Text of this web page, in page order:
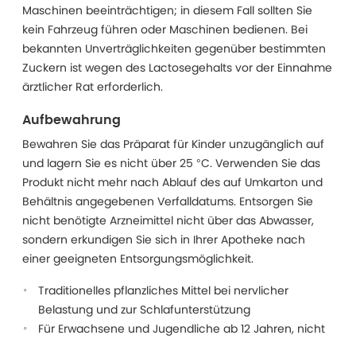
Maschinen beeinträchtigen; in diesem Fall sollten Sie
kein Fahrzeug führen oder Maschinen bedienen. Bei
bekannten Unverträglichkeiten gegenüber bestimmten
Zuckern ist wegen des Lactosegehalts vor der Einnahme
ärztlicher Rat erforderlich.
Aufbewahrung
Bewahren Sie das Präparat für Kinder unzugänglich auf
und lagern Sie es nicht über 25 °C. Verwenden Sie das
Produkt nicht mehr nach Ablauf des auf Umkarton und
Behältnis angegebenen Verfalldatums. Entsorgen Sie
nicht benötigte Arzneimittel nicht über das Abwasser,
sondern erkundigen Sie sich in Ihrer Apotheke nach
einer geeigneten Entsorgungsmöglichkeit.
Traditionelles pflanzliches Mittel bei nervlicher
Belastung und zur Schlafunterstützung
Für Erwachsene und Jugendliche ab 12 Jahren, nicht